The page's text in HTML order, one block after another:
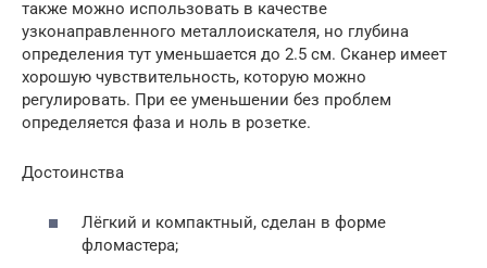
также можно использовать в качестве
узконаправленного металлоискателя, но глубина
определения тут уменьшается до 2.5 см. Сканер имеет
хорошую чувствительность, которую можно
регулировать. При ее уменьшении без проблем
определяется фаза и ноль в розетке.
Достоинства
Лёгкий и компактный, сделан в форме
фломастера;